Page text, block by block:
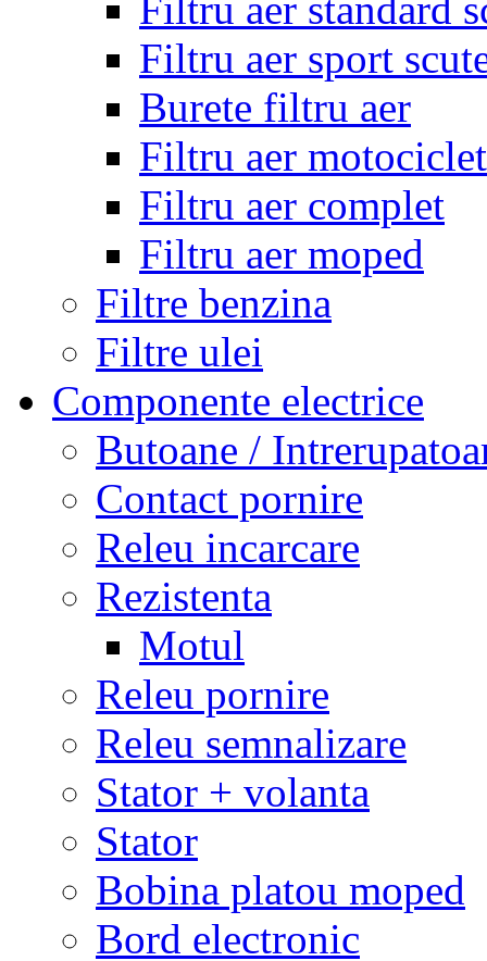
Filtru aer sport
Burete filtru aer
Filtru aer
Filtru aer complet
Filtru aer moped
Filtre benzina
Filtre ulei
Componente electrice
Butoane /
Contact pornire
Releu incarcare
Rezistenta
Motul
Releu pornire
Releu semnalizare
Stator + volanta
Stator
Bobina platou moped
Bord electronic